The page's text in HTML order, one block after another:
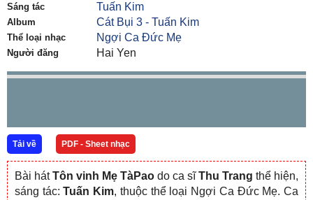
Sáng tác Tuấn Kim
Album Cát Bụi 3 - Tuấn Kim
Thể loại nhạc Ngợi Ca Đức Mẹ
Người đăng Hai Yen
Tải về PDF - Sheet nhạc
Bài hátTôn vinh Mẹ TàPao do ca sĩThu Trang thể hiện,
sáng tác:Tuấn Kim, thuộc thể loại Ngợi Ca Đức Mẹ. Ca